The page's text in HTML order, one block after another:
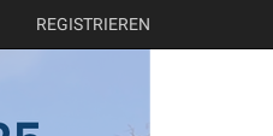
REGISTRIEREN